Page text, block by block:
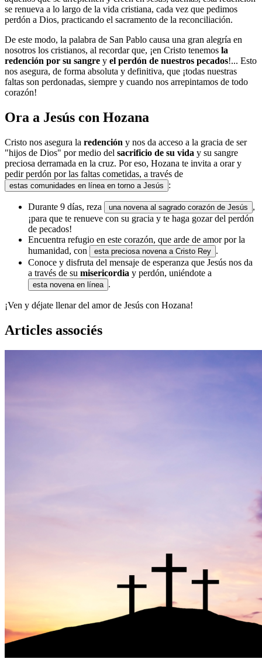
se renueva a lo largo de la vida cristiana, cada vez que pedimos
perdón a Dios, practicando el sacramento de la reconciliación.
De este modo, la palabra de San Pablo causa una gran alegría en
nosotros los cristianos, al recordar que, ¡en Cristo tenemos la
redención por su sangre y el perdón de nuestros pecados!... Esto
nos asegura, de forma absoluta y definitiva, que ¡todas nuestras
faltas son perdonadas, siempre y cuando nos arrepintamos de todo
corazón!
Ora a Jesús con Hozana
Cristo nos asegura la redención y nos da acceso a la gracia de ser
"hijos de Dios" por medio del sacrificio de su vida y su sangre
preciosa derramada en la cruz. Por eso, Hozana te invita a orar y
pedir perdón por las faltas cometidas, a través de
estas comunidades en línea en torno a Jesús :
Durante 9 días, reza una novena al sagrado corazón de Jesús
,
¡para que te renueve con su gracia y te haga gozar del perdón
de pecados!
Encuentra refugio en este corazón, que arde de amor por la
humanidad, con
esta preciosa novena a Cristo Rey .
Conoce y disfruta del mensaje de esperanza que Jesús nos da
a través de su misericordia y perdón, uniéndote a
esta novena en línea .
¡Ven y déjate llenar del amor de Jesús con Hozana!
Articles associés